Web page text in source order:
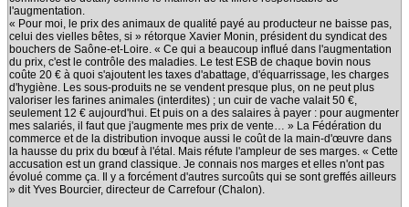
l'augmentation.
« Pour moi, le prix des animaux de qualité payé au producteur ne baisse pas,
celui des vielles bêtes, si » rétorque Xavier Monin, président du syndicat des
bouchers de Saône-et-Loire. « Ce qui a beaucoup influé dans l'augmentation
du prix, c'est le contrôle des maladies. Le test ESB de chaque bovin nous
coûte 20 € à quoi s'ajoutent les taxes d'abattage, d'équarrissage, les charges
d'hygiène. Les sous-produits ne se vendent presque plus, on ne peut plus
valoriser les farines animales (interdites) ; un cuir de vache valait 50 €,
seulement 12 € aujourd'hui. Et puis on a des salaires à payer : pour augmenter
mes salariés, il faut que j'augmente mes prix de vente… » La Fédération du
commerce et de la distribution invoque aussi le coût de la main-d'œuvre dans
la hausse du prix du bœuf à l'étal. Mais réfute l'ampleur de ses marges. « Cette
accusation est un grand classique. Je connais nos marges et elles n'ont pas
évolué comme ça. Il y a forcément d'autres surcoûts qui se sont greffés ailleurs
» dit Yves Bourcier, directeur de Carrefour (Chalon).